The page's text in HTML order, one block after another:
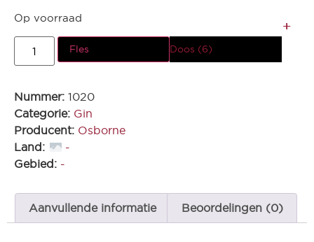
Op voorraad
Fles Doos (6)
Nummer: 1020
Categorie: Gin
Producent: Osborne
Land:
-
Gebied: -
Aanvullende informatie Beoordelingen (0)